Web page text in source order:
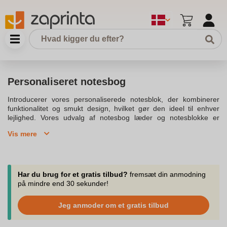
Personaliseret notesbog
Introducerer vores personaliserede notesblok, der kombinerer
funktionalitet og smukt design, hvilket gør den ideel til enhver
lejlighed. Vores udvalg af notesbog læder og notesblokke er
og pap. Du kan designe din egen personlige notesbog med
og designe omslaget, der matcher dine produkter og dine
ønsker.Denne trykt notesbog er også et godt valg til gaver og
salgsfremmende aktiviteter. Med genbrugspapir og linjerede sider,
størrelser, og få din notesbog trykt med dit logo til dine kunders
glæde. Omslaget, indbundet i hardcover eller blødt cover,
inkluderet med et bogmærkebånd og lomme, gør det til en
Vis mere
Har du brug for et gratis tilbud? fremsæt din anmodning
på mindre end 30 sekunder!
Jeg anmoder om et gratis tilbud